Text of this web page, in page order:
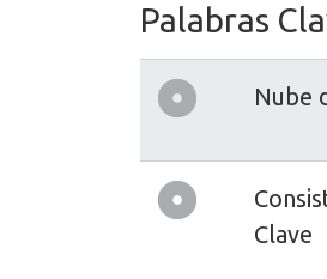
Palabras
Nube
Clave